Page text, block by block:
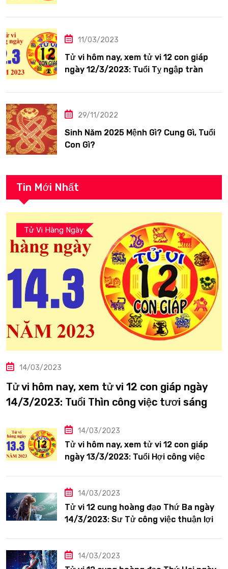
11/03/2023
Tử vi hôm nay, xem tử vi 12 con giáp
ngày 12/3/2023: Tuổi Tỵ ngập tràn
29/11/2022
Sinh Năm 2025 Mệnh Gì? Cung Gì, Tuổi
Con Gì?
Tin Mới Nhất
Tử Vi Hàng Ngày
14/03/2023
Tử vi hôm nay, xem tử vi 12 con giáp ngày
14/3/2023: Tuổi Thìn công việc tươi sáng
14/03/2023
Tử vi hôm nay, xem tử vi 12 con giáp
ngày 13/3/2023: Tuổi Hợi công việc
14/03/2023
Tử vi 12 cung hoàng đạo Thứ Ba ngày
14/3/2023: Sư Tử công việc thuận lợi
14/03/2023